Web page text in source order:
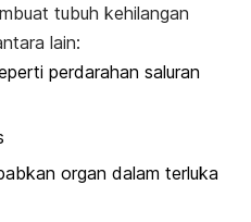
tubuh kehilangan
lain:
perdarahan saluran
organ dalam terluka